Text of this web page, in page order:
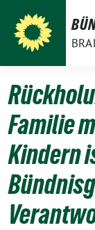
zum
Inhalt
Familie
Kindern